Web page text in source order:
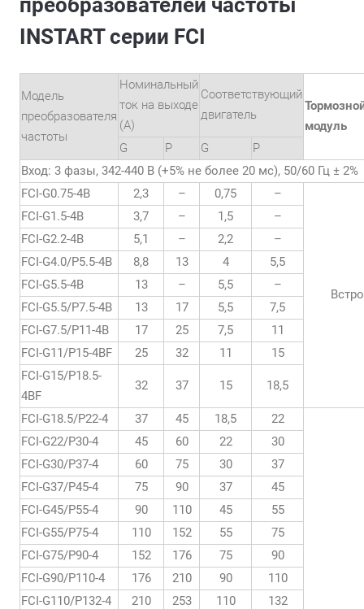
преобразователей частоты
INSTART серии FCI
Модель
преобразователя
частоты
Номинальный
ток на выходе
(А)
Соответствующий
двигатель
модуль
G
P G
P
Вход: 3 фазы, 342-440 В (+5% не более 20 мс), 50/60 Гц ± 2%
FCI-G0.75-4B
2,3 – 0,75 –
FCI-G1.5-4B 3,7 – 1,5
–
FCI-G2.2-4B
5,1 – 2,2
–
FCI-G4.0/P5.5-4B
8,8 13 4
5,5
FCI-G5.5-4B
13 – 5,5
–
FCI-G5.5/P7.5-4B
13 17 5,5
7,5
FCI-G7.5/P11-4B
17 25 7,5
11
FCI-G11/P15-4BF
25 32 11
15
FCI-G15/P18.5-
4BF
32 37 15 18,5
FCI-G18.5/P22-4 37 45 18,5 22
FCI-G22/P30-4 45 60 22
30
FCI-G30/P37-4
60 75 30
37
FCI-G37/P45-4
75 90 37
45
FCI-G45/P55-4
90 110 45
55
FCI-G55/P75-4
110 152 55
75
FCI-G75/P90-4
152 176 75
90
FCI-G90/P110-4
176 210 90
110
FCI-G110/P132-4
210 253 110
132